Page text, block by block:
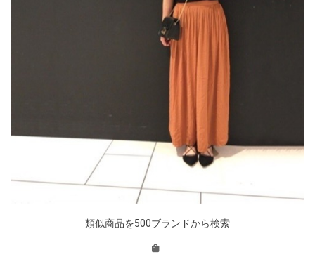
類似商品を500ブランドから検索